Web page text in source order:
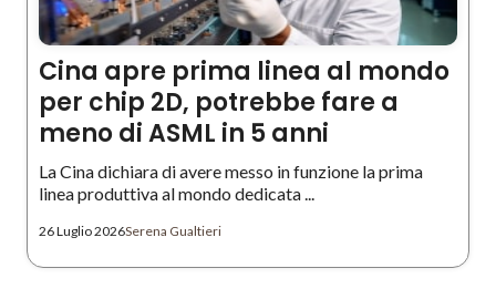
Cina apre prima linea al mondo
per chip 2D, potrebbe fare a
meno di ASML in 5 anni
La Cina dichiara di avere messo in funzione la prima
linea produttiva al mondo dedicata ...
26 Luglio 2026Serena Gualtieri